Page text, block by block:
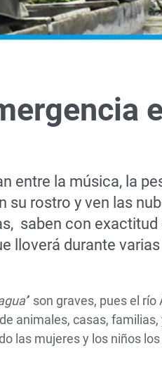
entre la música, la
rostro y ven las
saben con exactitud
lloverá durante
’ son graves, pues el
animales, casas, familias,
las mujeres y los niños